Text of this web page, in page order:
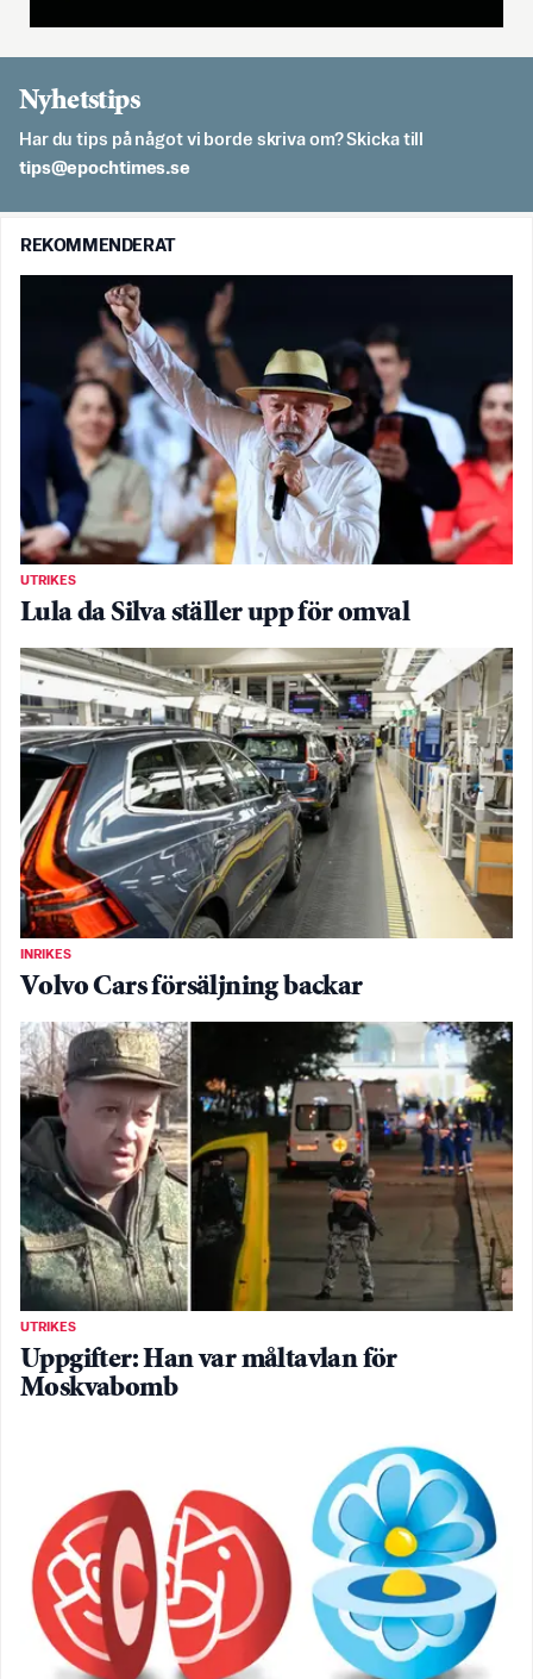
Nyhetstips
Har du tips på något vi borde skriva om? Skicka till
es.semithcope@spit
REKOMMENDERAT
UTRIKES
Lula da Silva ställer upp för omval
INRIKES
Volvo Cars försäljning backar
UTRIKES
Uppgifter: Han var måltavlan för
Moskvabomb